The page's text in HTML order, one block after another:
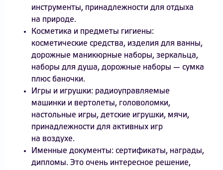
инструменты, принадлежности для отдыха
на природе.
Косметика и предметы гигиены:
косметические средства, изделия для ванны,
дорожные маникюрные наборы, зеркальца,
наборы для душа, дорожные наборы — сумка
плюс баночки.
Игры и игрушки: радиоуправляемые
машинки и вертолеты, головоломки,
настольные игры, детские игрушки, мячи,
принадлежности для активных игр
на воздухе.
Именные документы: сертификаты, награды,
дипломы. Это очень интересное решение,